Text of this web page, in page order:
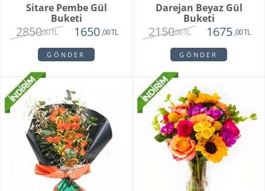
Sitare Pembe Gül
Buketi
2850,00 TL 1650 ,00 TL
GÖNDER
Darejan Beyaz Gül
Buketi
2150,00 TL 1675 ,00 TL
GÖNDER